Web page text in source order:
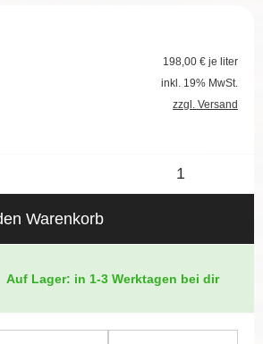
198,00 € je liter
inkl. 19% MwSt.
zzgl. Versand
Warenkorb
Auf Lager: in 1-3 Werktagen bei dir